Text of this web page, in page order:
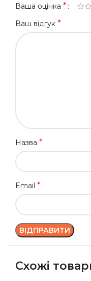
Ваша оцінка *
Ваш відгук *
Назва *
Email *
Схожі